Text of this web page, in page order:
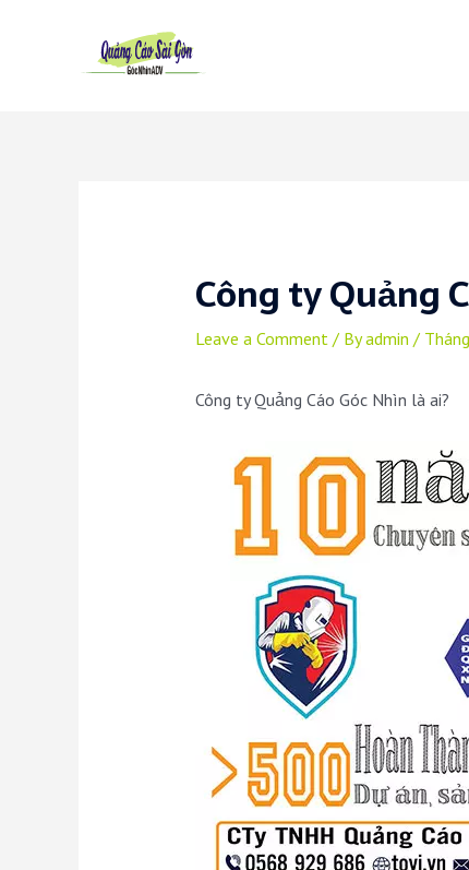
Công ty Quảng
Leave a Comment / Byadmin /
Công ty Quảng Cáo Góc Nhìn là ai?